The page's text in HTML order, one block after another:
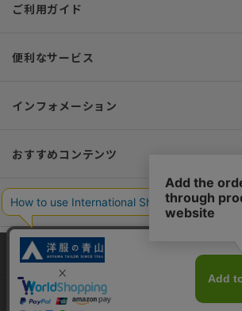
ご利用ガイド
便利なサービス
インフォメーション
おすすめコンテンツ
ポリシー・企業情報
オーダースーツなら SHITATE
当サイトでは、快適な閲覧体験とコンテンツ改善
しています。閲覧を続けることで、Cookieの使用